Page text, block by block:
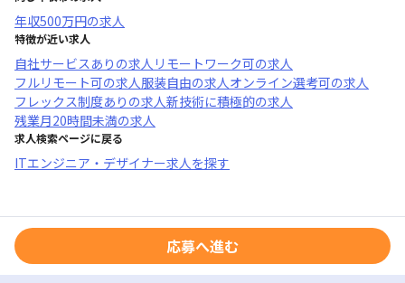
年収500万円の求人
特徴が近い求人
自社サービスあり の求人 リモートワーク可の求人
フルリモート可の求人服装自由の求人オンライン選考可の求人
フレックス制度あり の求人新技術に積極的の求人
残業月20時間未満の求人
求人検索ページに戻る
ITエンジニア・デザイナー求人を探す
応募へ進む